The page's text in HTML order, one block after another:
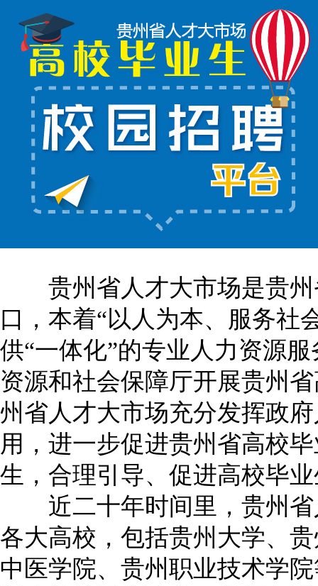
贵州省人才大市场是贵州
口，本着“以人为本、服务社
供“一体化”的专业人力资源
资源和社会保障厅开展贵州
州省人才大市场充分发挥政
用，进一步促进贵州省高校
生，合理引导、促进高校毕
近二十年时间里，贵州省
各大高校，包括贵州大学、
中医学院、贵州职业技术学